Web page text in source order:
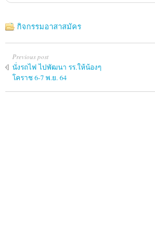
กิจกรรมอาสาสมัคร
Previous post
นั่งรถไฟ ไปพัฒนา รร.ให้น้องๆ
โคราช 6-7 พ.ย. 64